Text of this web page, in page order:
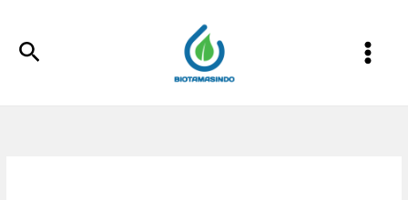
konten
Cari